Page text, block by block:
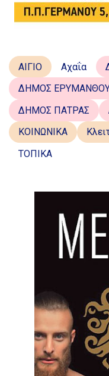
ΑΙΓΙΟ Αχαΐα
ΔΗΜΟΣ
ΔΗΜΟΣ ΠΑΤΡΑΣ
ΚΟΙΝΩΝΙΚΑ
ΤΟΠΙΚΑ